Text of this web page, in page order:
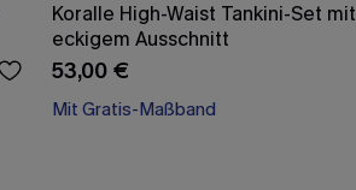
Koralle High-Waist Tankini-Set mit
eckigem Ausschnitt
53,00 €
Mit Gratis-Maßband